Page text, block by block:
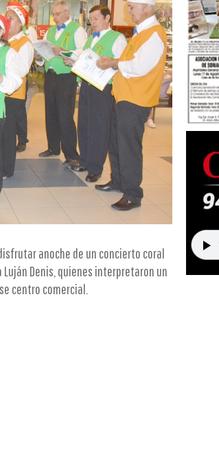
anoche de un concierto coral
Denis, quienes interpretaron un
centro comercial.